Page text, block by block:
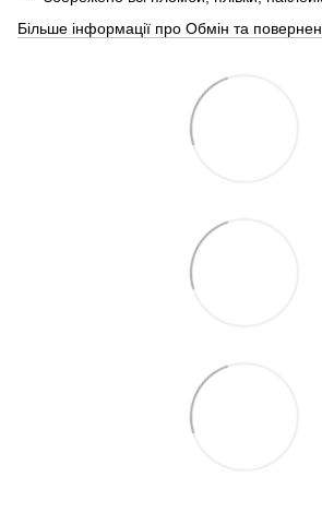
Більше інформації про Обмін та